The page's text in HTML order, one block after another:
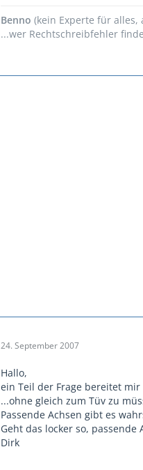
Benno (kein Experte für alles,
...wer Rechtschreibfehler
24. September 2007
Hallo,
ein Teil der Frage bereitet
...ohne gleich zum Tüv zu
Passende Achsen gibt es
Geht das locker so,
Dirk